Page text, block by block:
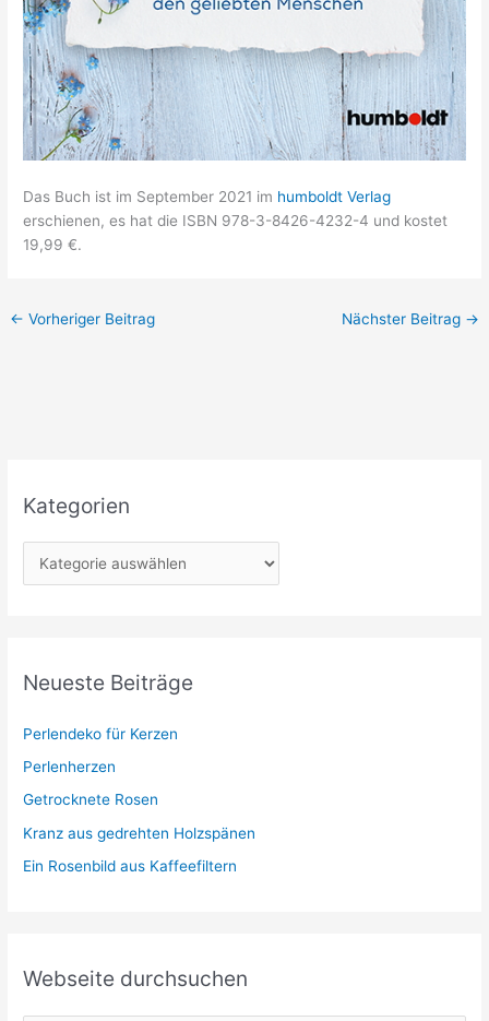
Das Buch ist im September 2021 im humboldt Verlag
erschienen, es hat die ISBN 978-3-8426-4232-4 und kostet
19,99 €.
← Vorheriger Beitrag Nächster Beitrag →
Kategorien
a
g
r
i
e
Neueste Beiträge
Perlendeko für Kerzen
Perlenherzen
Getrocknete Rosen
Kranz aus gedrehten Holzspänen
Ein Rosenbild aus Kaffeefiltern
Webseite durchsuchen